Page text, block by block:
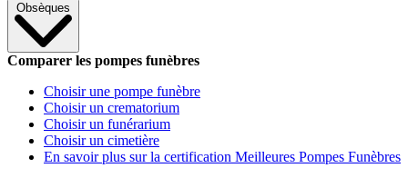
Obsèques
Comparer les pompes funèbres
Choisir une pompe funèbre
Choisir un crematorium
Choisir un funérarium
Choisir un cimetière
En savoir plus sur la certification Meilleures Pompes Funèbres